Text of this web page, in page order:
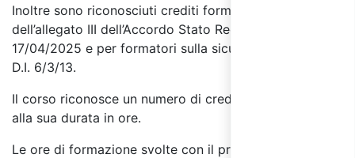
Inoltre sono riconosciuti crediti formativi ai sensi
dell’allegato III dell’Accordo Stato Regioni del
17/04/2025 e per formatori sulla sicurezza ai sensi del
D.I. 6/3/13.
Il corso riconosce un numero di crediti formativi pari
alla sua durata in ore.
Le ore di formazione svolte con il presente corso sono